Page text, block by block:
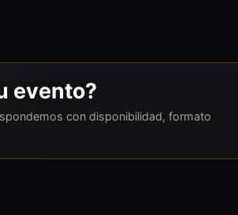
evento?
con disponibilidad, formato